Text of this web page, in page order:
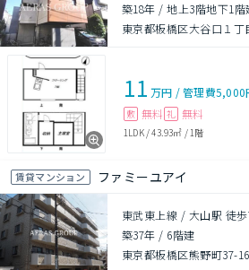
築18年 /地上3階地下1階
東京都板橋区大谷口１丁
11 万円 /管理費5,000
敷 無料 礼 無料
1LDK/43.93㎡ / 1階
賃貸マンション ファミーユアイ
東武東上線 / 大山駅 徒
築37年 / 6階建
東京都板橋区熊野町37-16